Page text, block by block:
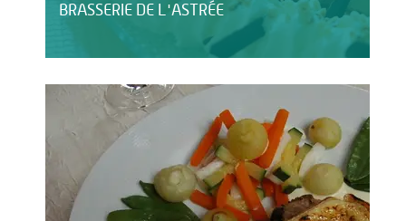
BRASSERIE DE L'ASTRÉE